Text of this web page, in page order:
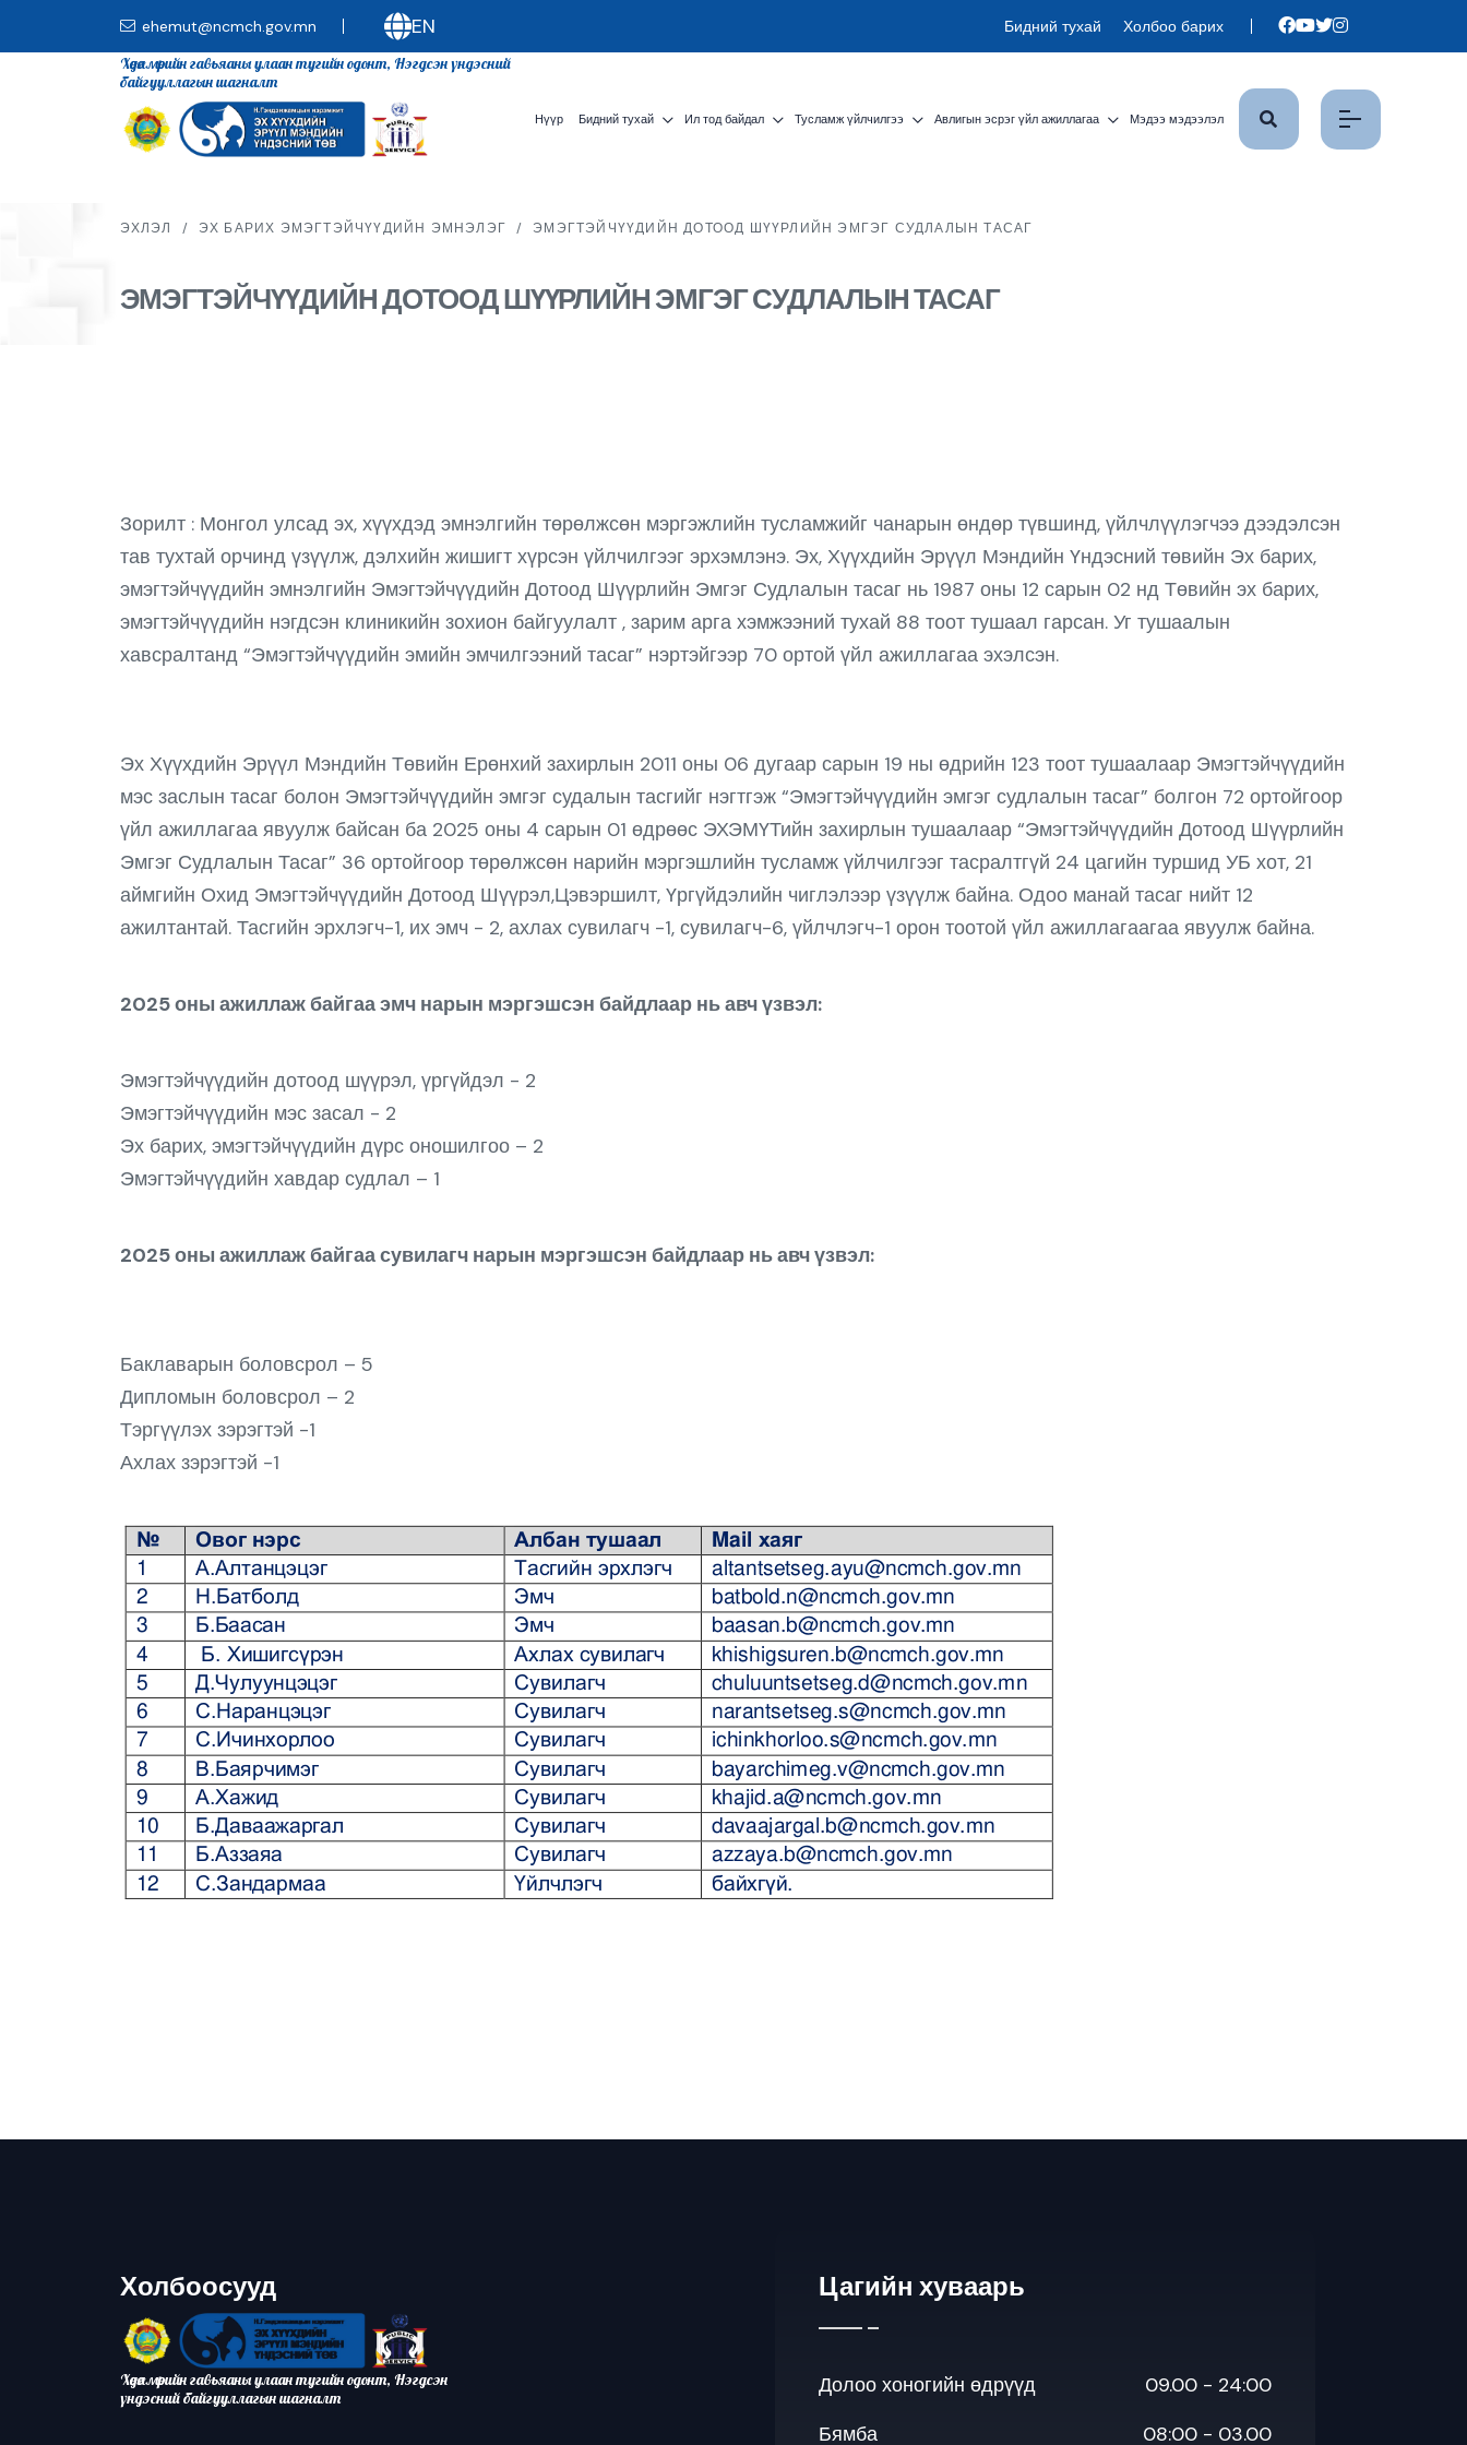
ehemut@ncmch.gov.mn EN Бидний тухай
Холбоо барих
Хөдөлмөрийн гавьяаны улаан тугийн одонт, Нэгдсэн үндэсний
байгууллагын шагналт
Нүүр Бидний тухай Ил тод байдал Тусламж үйлчилгээ Авлигын эсрэг үйл ажиллагаа Мэдээ мэдээлэл
ЭХЛЭЛ / ЭХ БАРИХ ЭМЭГТЭЙЧҮҮДИЙН ЭМНЭЛЭГ / ЭМЭГТЭЙЧҮҮДИЙН ДОТООД ШҮҮРЛИЙН ЭМГЭГ СУДЛАЛЫН ТАСАГ
ЭМЭГТЭЙЧҮҮДИЙН ДОТООД ШҮҮРЛИЙН ЭМГЭГ СУДЛАЛЫН ТАСАГ
Зорилт : Монгол улсад эх, хүүхдэд эмнэлгийн төрөлжсөн мэргэжлийн тусламжийг чанарын өндөр түвшинд, үйлчлүүлэгчээ дээдэлсэн
тав тухтай орчинд үзүүлж, дэлхийн жишигт хүрсэн үйлчилгээг эрхэмлэнэ. Эх, Хүүхдийн Эрүүл Мэндийн Үндэсний төвийн Эх барих,
эмэгтэйчүүдийн эмнэлгийн Эмэгтэйчүүдийн Дотоод Шүүрлийн Эмгэг Судлалын тасаг нь 1987 оны 12 сарын 02 нд Төвийн эх барих,
эмэгтэйчүүдийн нэгдсэн клиникийн зохион байгуулалт , зарим арга хэмжээний тухай 88 тоот тушаал гарсан. Уг тушаалын
хавсралтанд “Эмэгтэйчүүдийн эмийн эмчилгээний тасаг” нэртэйгээр 70 ортой үйл ажиллагаа эхэлсэн.
Эх Хүүхдийн Эрүүл Мэндийн Төвийн Ерөнхий захирлын 2011 оны 06 дугаар сарын 19 ны өдрийн 123 тоот тушаалаар Эмэгтэйчүүдийн
мэс заслын тасаг болон Эмэгтэйчүүдийн эмгэг судалын тасгийг нэгтгэж “Эмэгтэйчүүдийн эмгэг судлалын тасаг” болгон 72 ортойгоор
үйл ажиллагаа явуулж байсан ба 2025 оны 4 сарын 01 өдрөөс ЭХЭМҮТийн захирлын тушаалаар “Эмэгтэйчүүдийн Дотоод Шүүрлийн
Эмгэг Судлалын Тасаг” 36 ортойгоор төрөлжсөн нарийн мэргэшлийн тусламж үйлчилгээг тасралтгүй 24 цагийн туршид УБ хот, 21
аймгийн Охид Эмэгтэйчүүдийн Дотоод Шүүрэл,Цэвэршилт, Үргүйдэлийн чиглэлээр үзүүлж байна. Одоо манай тасаг нийт 12
ажилтантай. Тасгийн эрхлэгч-1, их эмч - 2, ахлах сувилагч -1, сувилагч-6, үйлчлэгч-1 орон тоотой үйл ажиллагаагаа явуулж байна.
2025 оны ажиллаж байгаа эмч нарын мэргэшсэн байдлаар нь авч үзвэл:
Эмэгтэйчүүдийн дотоод шүүрэл, үргүйдэл - 2
Эмэгтэйчүүдийн мэс засал - 2
Эх барих, эмэгтэйчүүдийн дүрс оношилгоо – 2
Эмэгтэйчүүдийн хавдар судлал – 1
2025 оны ажиллаж байгаа сувилагч нарын мэргэшсэн байдлаар нь авч үзвэл:
Баклаварын боловсрол – 5
Дипломын боловсрол – 2
Тэргүүлэх зэрэгтэй -1
Ахлах зэрэгтэй -1
Холбоосууд
Хөдөлмөрийн гавьяаны улаан тугийн одонт, Нэгдсэн
үндэсний байгууллагын шагналт
Цагийн хуваарь
Долоо хоногийн өдрүүд
09.00 - 24:00
Бямба
08:00 - 03.00